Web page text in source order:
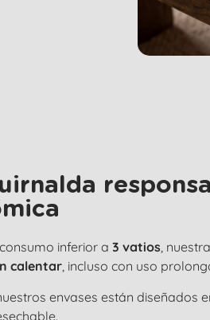
inferior a 3 vatios ,
calentar, incluso con uso
envases están diseñados